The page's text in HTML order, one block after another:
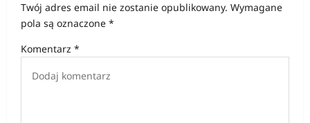
a
w
p
Twój adres email nie zostanie opublikowany. Wymagane
pola są oznaczone *
Komentarz *